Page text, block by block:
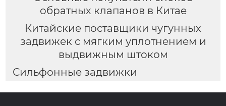
обратных клапанов в Китае
Китайские поставщики чугунных
задвижек с мягким уплотнением и
выдвижным штоком
Сильфонные задвижки